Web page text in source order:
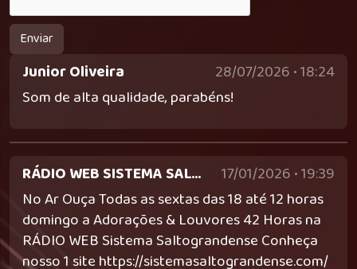
Enviar
Junior Oliveira
28/07/2026 • 18:24
Som de alta qualidade, parabéns!
RÁDIO WEB SISTEMA SALTOGRANDENSE
17/01/2026 • 19:39
No Ar Ouça Todas as sextas das 18 até 12 horas
domingo a Adorações & Louvores 42 Horas na
RÁDIO WEB Sistema Saltograndense Conheça
nosso 1 site https://sistemasaltograndense.com/